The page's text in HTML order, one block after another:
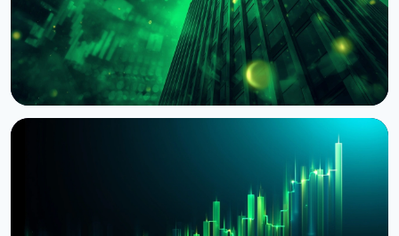
BlackRock токенизировал доступ к $311 млрд
денежных фондов Европы через Kinexys